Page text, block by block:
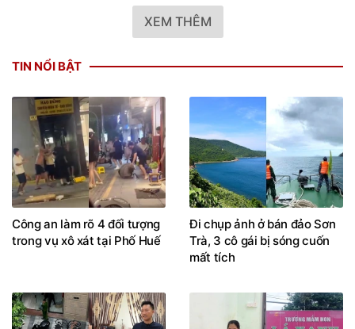
XEM THÊM
TIN NỔI BẬT
Công an làm rõ 4 đối tượng
trong vụ xô xát tại Phố Huế
Đi chụp ảnh ở bán đảo Sơn
Trà, 3 cô gái bị sóng cuốn
mất tích